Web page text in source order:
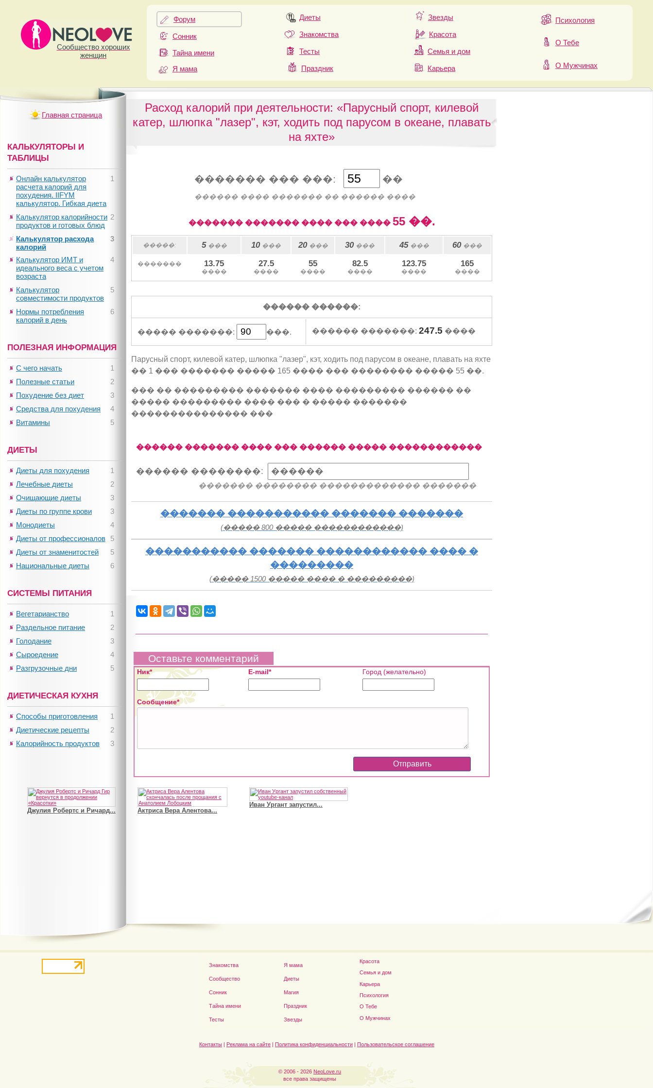
Сообщество хороших
женщин
Форум
Сонник
Тайна имени
Я мама
Диеты
Знакомства
Тесты
Праздник
Звезды
Красота
Семья и дом
Карьера
Психология
О Тебе
О Мужчинах
Расход калорий при деятельности: «Парусный спорт, килевой
катер, шлюпка "лазер", кэт, ходить под парусом в океане, плавать
на яхте»
������� ��� ���: ��
������ ���� ������� �� ������ ����
������� ������� ���� ��� ���� 55��.
�����: 5��� 10��� 20��� 30��� 45��� 60���
������� 13.75
����
27.5
����
55
����
82.5
����
123.75
����
165
����
������ ������:
����� �������: ���. ������ �������: 247.5 ����
Парусный спорт, килевой катер, шлюпка "лазер", кэт, ходить под парусом в океане, плавать на яхте
�� 1 ��� ������� ����� 165 ���� ��� �������� ����� 55 ��.
��� �� ��������� ������� ���� ��������� ������ ��
����� ��������� ���� ��� � ����� �������
��������������� ���
������ ������� ���� ��� ������ ����� ������������
������ ��������:
������� �������� ������������� �������
������� ����������� ������� �������
(����� 800 ����� ������������)
����������� ������� ������������ ���� �
���������
(����� 1500 ����� ���� � ���������)
Оставьте комментарий
Ник* E-mail* Город (желательно)
Сообщение*
Главная страница
КАЛЬКУЛЯТОРЫ И
ТАБЛИЦЫ
1
Онлайн калькулятор
расчета калорий для
похудения. IIFYM
калькулятор. Гибкая диета
2
Калькулятор калорийности
продуктов и готовых блюд
3
Калькулятор расхода
калорий
4
Калькулятор ИМТ и
идеального веса с учетом
возраста
5
Калькулятор
совместимости продуктов
6
Нормы потребления
калорий в день
ПОЛЕЗНАЯ ИНФОРМАЦИЯ
1
С чего начать
2
Полезные статьи
3
Похудение без диет
4
Средства для похудения
5
Витамины
ДИЕТЫ
1
Диеты для похудения
2
Лечебные диеты
3
Очищающие диеты
3
Диеты по группе крови
4
Монодиеты
5
Диеты от профессионалов
5
Диеты от знаменитостей
6
Национальные диеты
СИСТЕМЫ ПИТАНИЯ
1
Вегетарианство
2
Раздельное питание
3
Голодание
4
Сыроедение
5
Разгрузочные дни
ДИЕТИЧЕСКАЯ КУХНЯ
1
Способы приготовления
2
Диетические рецепты
3
Калорийность продуктов
Джулия Робертс и Ричард... Актриса Вера Алентова...
Иван Ургант запустил...
Дэниел Рэдклифф...
Знакомства
Сообщество
Сонник
Тайна имени
Тесты
Я мама
Диеты
Магия
Праздник
Звезды
Красота
Семья и дом
Карьера
Психология
О Тебе
О Мужчинах
Контакты | Реклама на сайте | Политика конфиденциальности | Пользовательское соглашение
© 2006 - 2026 NeoLove.ru
все права защищены